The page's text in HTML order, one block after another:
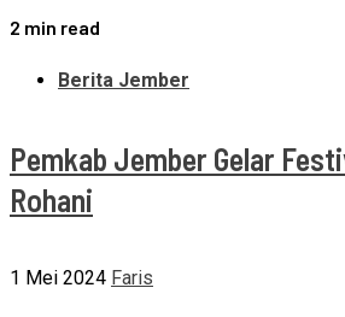
2 min read
Berita Jember
Pemkab Jember Gelar
Rohani
1 Mei 2024 Faris